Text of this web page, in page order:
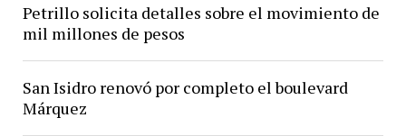
Petrillo solicita detalles sobre el movimiento de
mil millones de pesos
San Isidro renovó por completo el boulevard
Márquez